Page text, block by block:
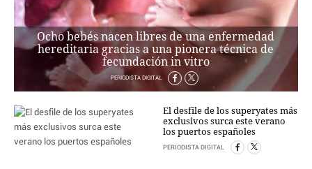
PERSONAJES
ORGANISMOS
LUGARES
AUTORES
HEMEROTECA
SERVICIOS
OFERTAS
Ocho bebés nacen libres de una enfermedad
hereditaria gracias a una pionera técnica de
fecundación in vitro
PERIODISTA DIGITAL
El desfile de los superyates más
exclusivos surca este verano
los puertos españoles
PERIODISTA DIGITAL